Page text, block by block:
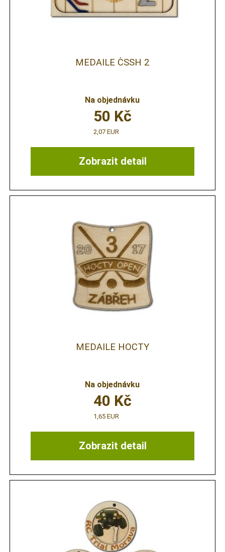
MEDAILE ČSSH 2
Na objednávku
Zobrazit detail
50 Kč
2,07 EUR
MEDAILE HOCTY
Na objednávku
Zobrazit detail
40 Kč
1,65 EUR